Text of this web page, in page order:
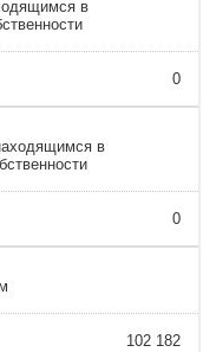
в
0
в
0
102 182